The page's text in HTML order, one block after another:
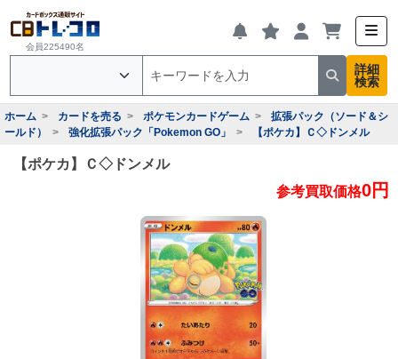
会員225490名
詳細
検索
ホーム カードを売る ポケモンカードゲーム
拡張パック（ソード＆シ
ールド）
強化拡張パック「Pokemon GO」 【ポケカ】Ｃ◇ドンメル
【ポケカ】Ｃ◇ドンメル
参考買取価格0円